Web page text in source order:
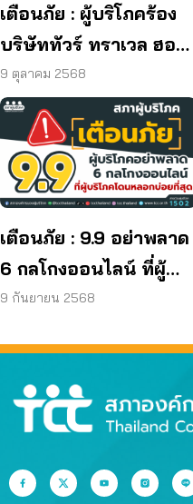
เตือนภัย : ผู้บริโภคร้อง
บริษัททัวร์ ทราเวล ฮอลิ
เดย์ ยุติกิจการ ไม่คืนเงิน
ผู้บริโภค
9 ตุลาคม 2568
เตือนภัย : 9.9 อย่าพลาด
6 กลโกงออนไลน์ ที่ผู้
บริโภคโดนหลอกบ่อย
9 กันยายน 2568